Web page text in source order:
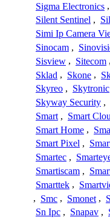
Sigma Electronics ,
Silent Sentinel ,
Simi Ip Camera
Sinocam ,
Sisview , Sitecom ,
Sklad , Skone ,
Skyreo , Skytronic
Skyway Security ,
Smart , Smart
Smart Home ,
Smart Pixel ,
Smartec ,
Smartiscam ,
Smarttek ,
, Smc , Smonet ,
Sn Ipc , Snapav ,